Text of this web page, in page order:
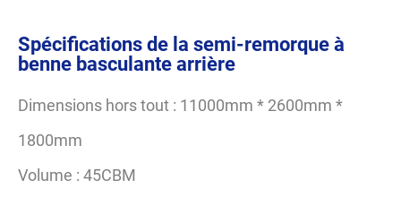
Spécifications de la semi-remorque à
benne basculante arrière
Dimensions hors tout : 11000mm * 2600mm *
1800mm
Volume : 45CBM